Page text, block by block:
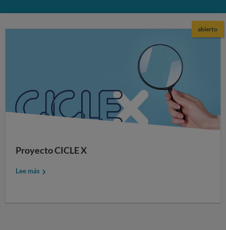
abierto
Proyecto CICLE X
Lee más